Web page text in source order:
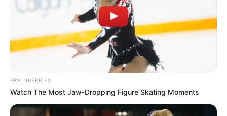
TEMAS RELACIONADOS
ACCIDENTE DE TRÁNSITO
FREDDY BURBANO
SINIESTROS EN BOGOTÁ
SINIESTROS VIALES
FISCALÍA GENERAL DE LA NACIÓN
MANTÉNGASE EN ALERTA
BRAINBERRIES
Watch The Most Jaw‑Dropping Figure Skating Moments